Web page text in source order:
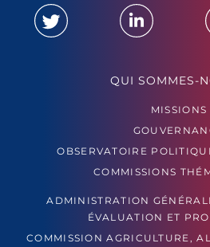
QUI SOMMES-
MISSIONS
OBSERVATOIRE
COMMISSIONS
ADMINISTRATION
ÉVALUATION ET
COMMISSION AGRICULTURE,